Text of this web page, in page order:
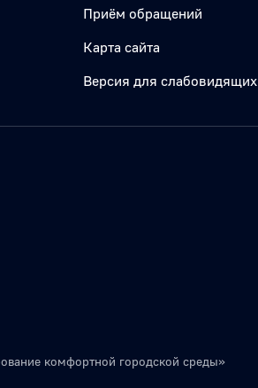
Приём обращений
Карта сайта
Версия для слабовидящих
комфортной городской среды»